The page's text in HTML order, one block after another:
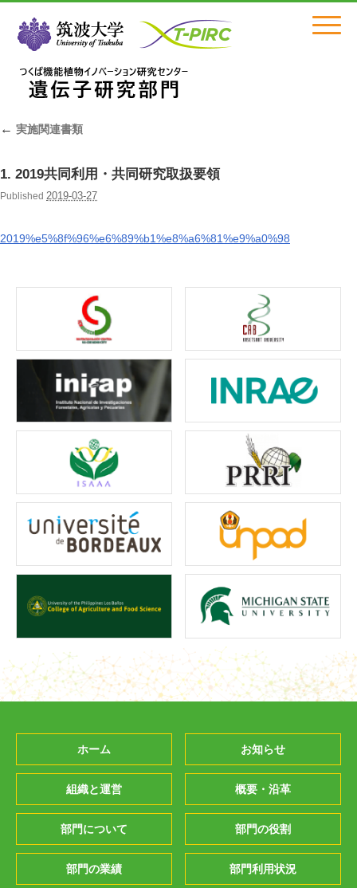
Click
← 実施関連書類
1. 2019共同利用・共同研究取扱要領
Published 2019-03-27
2019%e5%8f%96%e6%89%b1%e8%a6%81%e9%a0%98
ホーム お知らせ
組織と運営 概要・沿革
部門について 部門の役割
部門の業績 部門利用状況